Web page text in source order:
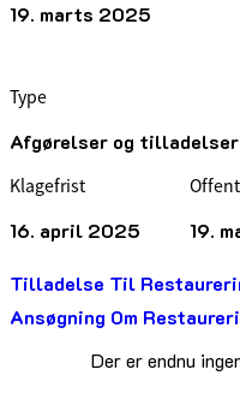
19. marts 2025
Type
Afgørelser og tilladelser
Klagefrist
16. april 2025 19.
Tilladelse Til
Ansøgning Om
Der er endnu